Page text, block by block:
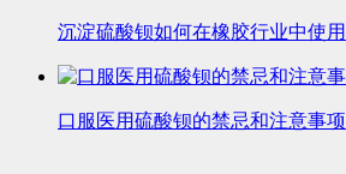
沉淀硫酸钡如何在橡胶行业中使用
口服医用硫酸钡的禁忌和注意事项